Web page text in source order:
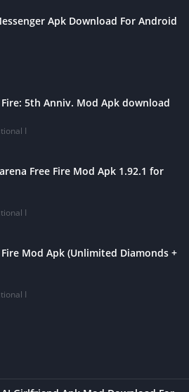
Apk Download For Android
Fire: 5th Anniv. Mod Apk download
I
Free Fire Mod Apk 1.92.1 for
I
Fire Mod Apk (Unlimited Diamonds +
I